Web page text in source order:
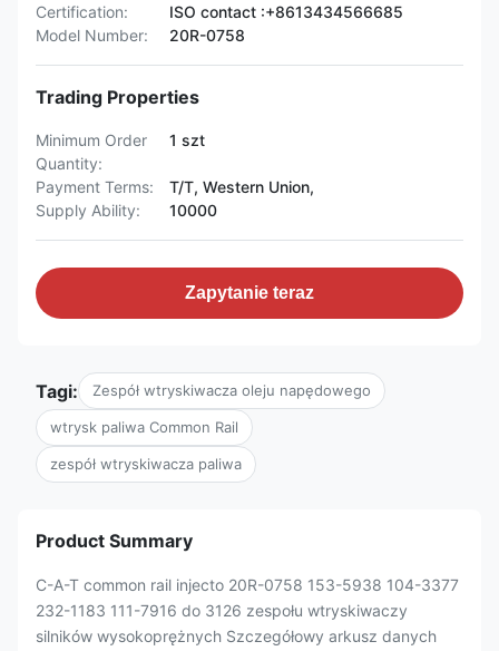
Certification:
ISO contact :+8613434566685
Model Number:
20R-0758
Trading Properties
Minimum Order
Quantity:
1 szt
Payment Terms:
T/T, Western Union,
Supply Ability:
10000
Zapytanie teraz
Tagi: Zespół wtryskiwacza oleju napędowego
wtrysk paliwa Common Rail
zespół wtryskiwacza paliwa
Product Summary
C-A-T common rail injecto 20R-0758 153-5938 104-3377
232-1183 111-7916 do 3126 zespołu wtryskiwaczy
silników wysokoprężnych Szczegółowy arkusz danych